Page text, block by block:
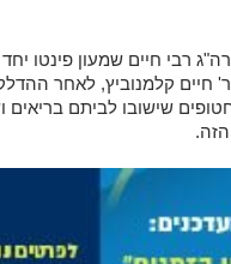
"ג רבי חיים שמעון פינטו יחד
חיים קלמנוביץ, לאחר
שישובו לביתם בריאים
הזה.